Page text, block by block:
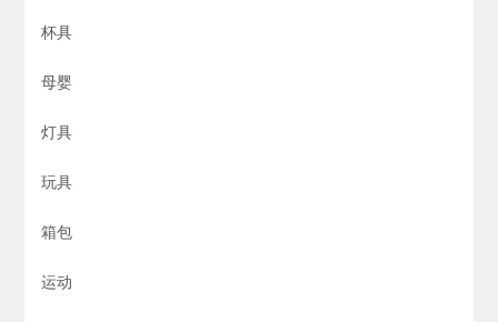
杯具
母婴
灯具
玩具
箱包
运动